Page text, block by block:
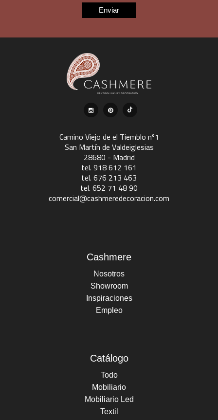
Camino Viejo de el Tiemblo nº1
San Martín de Valdeiglesias
28680 - Madrid
tel. 918 612 161
tel. 676 213 463
tel. 652 71 48 90
comercial@cashmeredecoracion.com
Cashmere
Nosotros
Showroom
Inspiraciones
Empleo
Catálogo
Todo
Mobiliario
Mobiliario Led
Textil